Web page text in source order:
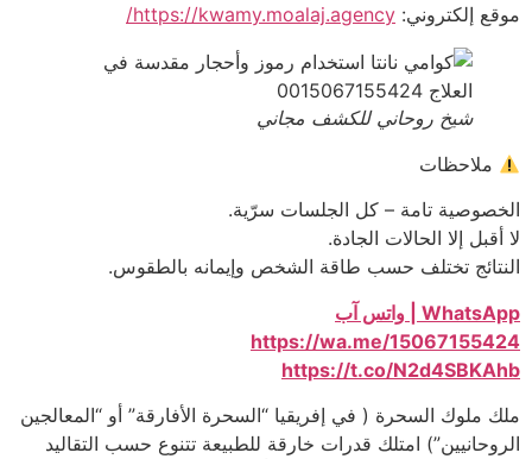
موقع إلكتروني: https://kwamy.moalaj.agency/
شيخ روحاني للكشف مجاني
ملاحظات
الخصوصية تامة – كل الجلسات سرّية.
لا أقبل إلا الحالات الجادة.
النتائج تختلف حسب طاقة الشخص وإيمانه بالطقوس.
WhatsApp | واتس آب
https://wa.me/15067155424
https://t.co/N2d4SBKAhb
ملك ملوك السحرة ( في إفريقيا “السحرة الأفارقة” أو “المعالجين
الروحانيين”) امتلك قدرات خارقة للطبيعة تتنوع حسب التقاليد